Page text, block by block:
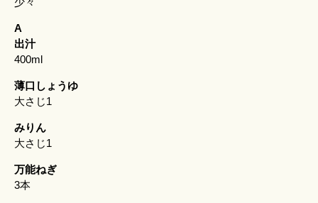
A
出汁
400ml
薄口しょうゆ
大さじ1
みりん
大さじ1
万能ねぎ
3本